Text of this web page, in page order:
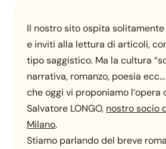
Il nostro sito ospita
e inviti alla lettura di articoli,
tipo saggistico. Ma la cultura
narrativa, romanzo, poesia
che oggi vi proponiamo l’opera
Salvatore LONGO, nostro socio
Milano.
Stiamo parlando del breve